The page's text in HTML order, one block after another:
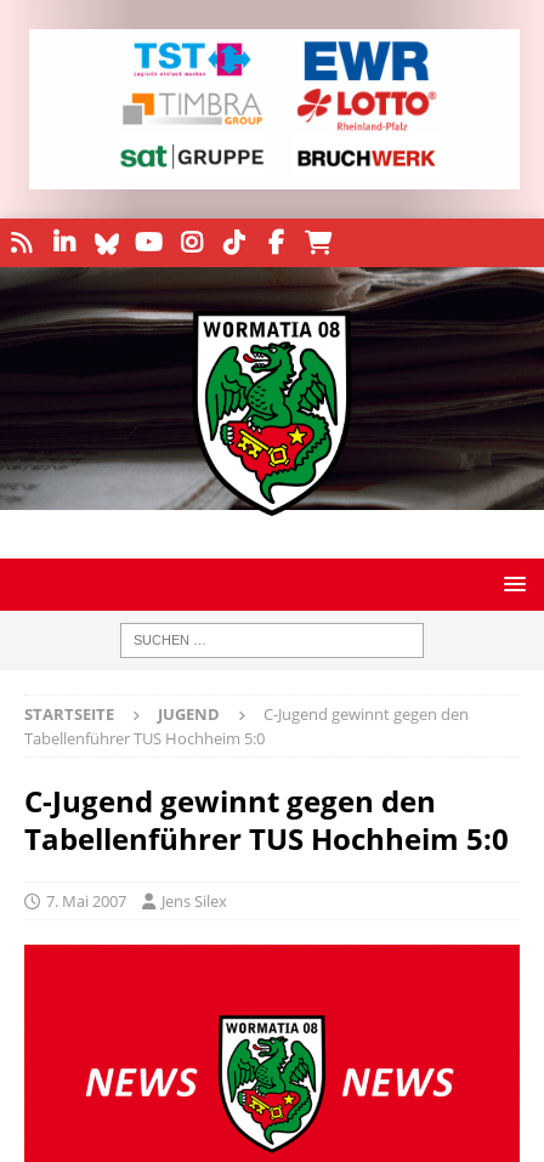
STARTSEITE JUGEND
C-Jugend gewinnt gegen den
Tabellenführer TUS Hochheim 5:0
C-Jugend gewinnt gegen den
Tabellenführer TUS Hochheim 5:0
7. Mai 2007 Jens Silex